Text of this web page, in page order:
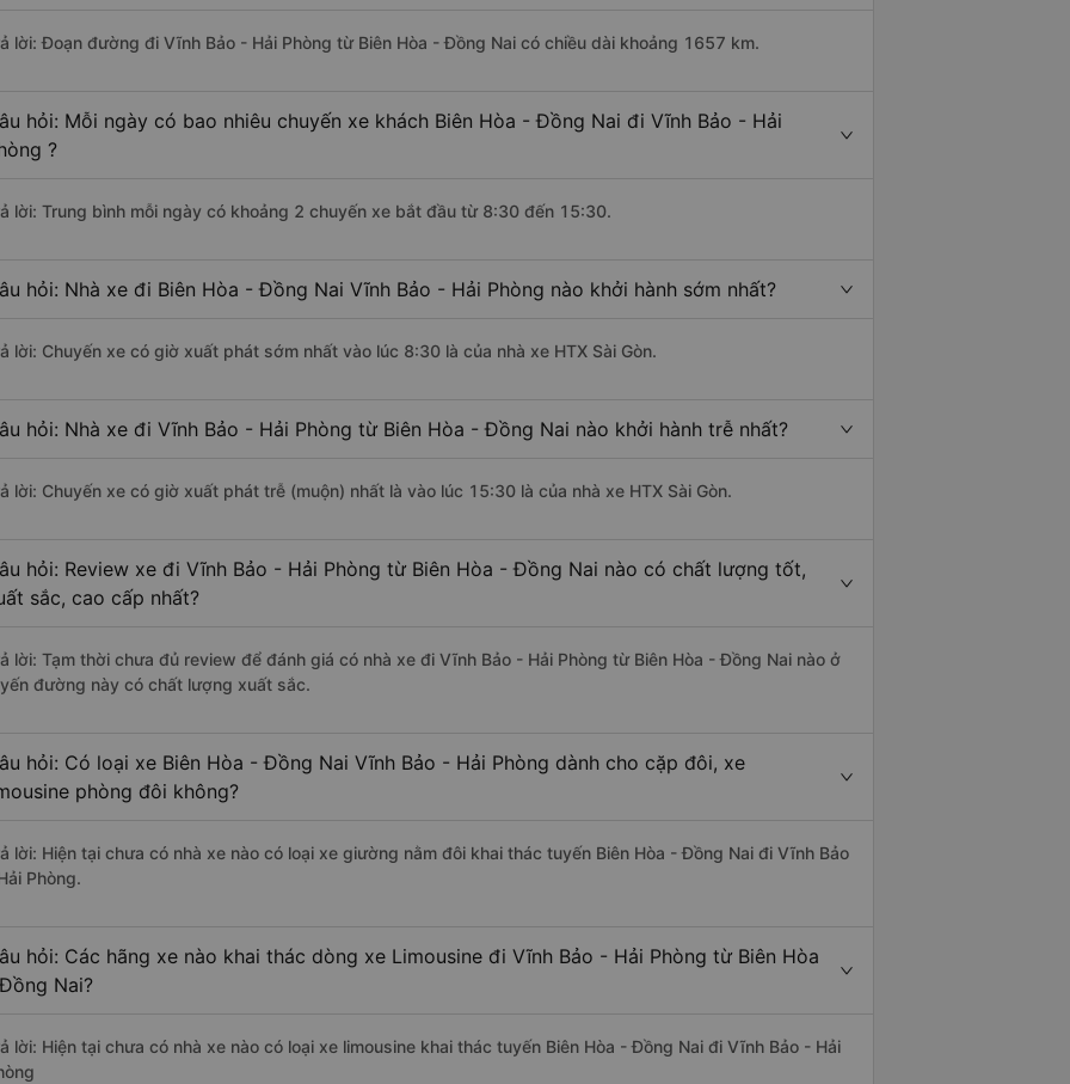
lời: Đoạn đường đi Vĩnh Bảo - Hải Phòng từ Biên Hòa - Đồng Nai có chiều dài khoảng 1657 km.
hỏi: Mỗi ngày có bao nhiêu chuyến xe khách Biên Hòa - Đồng Nai đi Vĩnh Bảo - Hải
?
lời: Trung bình mỗi ngày có khoảng 2 chuyến xe bắt đầu từ 8:30 đến 15:30.
hỏi: Nhà xe đi Biên Hòa - Đồng Nai Vĩnh Bảo - Hải Phòng nào khởi hành sớm nhất?
lời: Chuyến xe có giờ xuất phát sớm nhất vào lúc 8:30 là của nhà xe HTX Sài Gòn.
hỏi: Nhà xe đi Vĩnh Bảo - Hải Phòng từ Biên Hòa - Đồng Nai nào khởi hành trễ nhất?
lời: Chuyến xe có giờ xuất phát trễ (muộn) nhất là vào lúc 15:30 là của nhà xe HTX Sài Gòn.
hỏi: Review xe đi Vĩnh Bảo - Hải Phòng từ Biên Hòa - Đồng Nai nào có chất lượng tốt,
sắc, cao cấp nhất?
lời: Tạm thời chưa đủ review để đánh giá có nhà xe đi Vĩnh Bảo - Hải Phòng từ Biên Hòa - Đồng Nai nào ở
đường này có chất lượng xuất sắc.
hỏi: Có loại xe Biên Hòa - Đồng Nai Vĩnh Bảo - Hải Phòng dành cho cặp đôi, xe
phòng đôi không?
lời: Hiện tại chưa có nhà xe nào có loại xe giường nằm đôi khai thác tuyến Biên Hòa - Đồng Nai đi Vĩnh Bảo
Phòng.
hỏi: Các hãng xe nào khai thác dòng xe Limousine đi Vĩnh Bảo - Hải Phòng từ Biên Hòa
Nai?
lời: Hiện tại chưa có nhà xe nào có loại xe limousine khai thác tuyến Biên Hòa - Đồng Nai đi Vĩnh Bảo - Hải